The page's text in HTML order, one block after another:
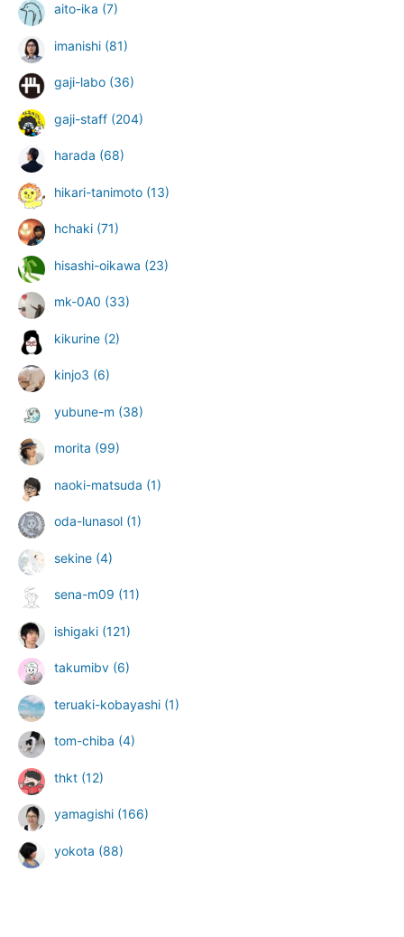
aito-ika (7)
imanishi (81)
gaji-labo (36)
gaji-staff (204)
harada (68)
hikari-tanimoto (13)
hchaki (71)
hisashi-oikawa (23)
mk-0A0 (33)
kikurine (2)
kinjo3 (6)
yubune-m (38)
morita (99)
naoki-matsuda (1)
oda-lunasol (1)
sekine (4)
sena-m09 (11)
ishigaki (121)
takumibv (6)
teruaki-kobayashi (1)
tom-chiba (4)
thkt (12)
yamagishi (166)
yokota (88)